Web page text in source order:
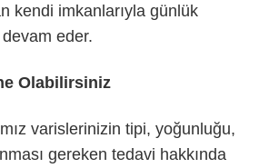
kendi imkanlarıyla günlük
eder.
Olabilirsiniz
varislerinizin tipi, yoğunluğu,
gereken tedavi hakkında